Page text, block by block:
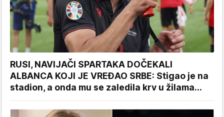
RUSI, NAVIJAČI SPARTAKA DOČEKALI
ALBANCA KOJI JE VREĐAO SRBE: Stigao je na
stadion, a onda mu se zaledila krv u žilama...